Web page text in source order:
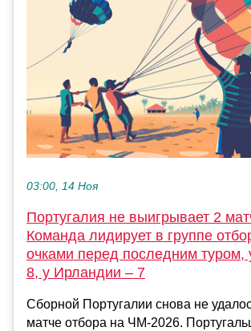
03:00, 14 Ноя
Португалия не выигрывает 2
Команда лидирует в группе
очками перед последним туром,
8, у Ирландии – 7
Сборной Португалии снова не
матче отбора на ЧМ-2026.